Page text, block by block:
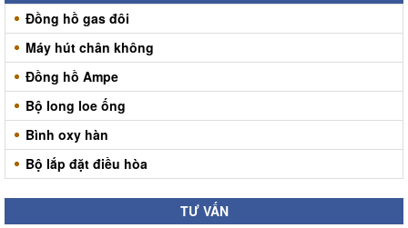
Đồng hồ gas đôi
Máy hút chân không
Đồng hồ Ampe
Bộ long loe ống
Bình oxy hàn
Bộ lắp đặt điều hòa
TƯ VẤN